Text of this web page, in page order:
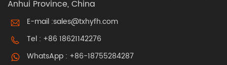
Anhui Province, China
E-mail :sales@txhyfh.com
Tel : +86 18621142276
WhatsApp : +86-18755284287